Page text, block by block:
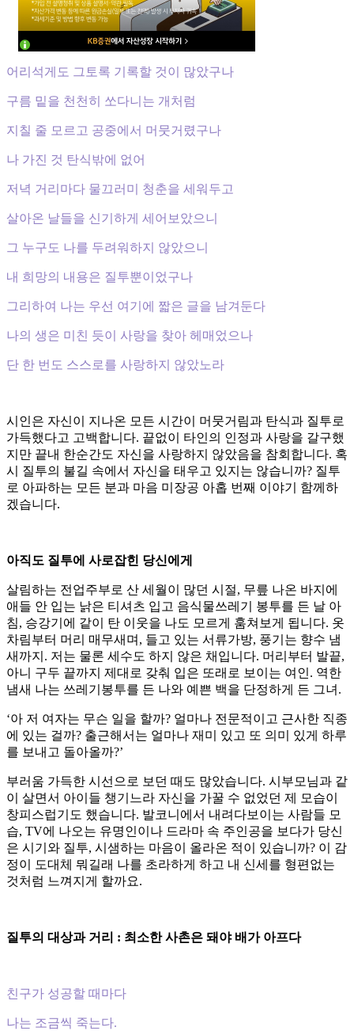
어리석게도 그토록 기록할 것이 많았구나
구름 밑을 천천히 쏘다니는 개처럼
지칠 줄 모르고 공중에서 머뭇거렸구나
나 가진 것 탄식밖에 없어
저녁 거리마다 물끄러미 청춘을 세워두고
살아온 날들을 신기하게 세어보았으니
그 누구도 나를 두려워하지 않았으니
내 희망의 내용은 질투뿐이었구나
그리하여 나는 우선 여기에 짧은 글을 남겨둔다
나의 생은 미친 듯이 사랑을 찾아 헤매었으나
단 한 번도 스스로를 사랑하지 않았노라
시인은 자신이 지나온 모든 시간이 머뭇거림과 탄식과 질투로
가득했다고 고백합니다. 끝없이 타인의 인정과 사랑을 갈구했
지만 끝내 한순간도 자신을 사랑하지 않았음을 참회합니다. 혹
시 질투의 불길 속에서 자신을 태우고 있지는 않습니까? 질투
로 아파하는 모든 분과 마음 미장공 아홉 번째 이야기 함께하
겠습니다.
아직도 질투에 사로잡힌 당신에게
살림하는 전업주부로 산 세월이 많던 시절, 무릎 나온 바지에
애들 안 입는 낡은 티셔츠 입고 음식물쓰레기 봉투를 든 날 아
침, 승강기에 같이 탄 이웃을 나도 모르게 훔쳐보게 됩니다. 옷
차림부터 머리 매무새며, 들고 있는 서류가방, 풍기는 향수 냄
새까지. 저는 물론 세수도 하지 않은 채입니다. 머리부터 발끝,
아니 구두 끝까지 제대로 갖춰 입은 또래로 보이는 여인. 역한
냄새 나는 쓰레기봉투를 든 나와 예쁜 백을 단정하게 든 그녀.
‘아 저 여자는 무슨 일을 할까? 얼마나 전문적이고 근사한 직종
에 있는 걸까? 출근해서는 얼마나 재미 있고 또 의미 있게 하루
를 보내고 돌아올까?’
부러움 가득한 시선으로 보던 때도 많았습니다. 시부모님과 같
이 살면서 아이들 챙기느라 자신을 가꿀 수 없었던 제 모습이
창피스럽기도 했습니다. 발코니에서 내려다보이는 사람들 모
습, TV에 나오는 유명인이나 드라마 속 주인공을 보다가 당신
은 시기와 질투, 시샘하는 마음이 올라온 적이 있습니까? 이 감
정이 도대체 뭐길래 나를 초라하게 하고 내 신세를 형편없는
것처럼 느껴지게 할까요.
질투의 대상과 거리 : 최소한 사촌은 돼야 배가 아프다
친구가 성공할 때마다
나는 조금씩 죽는다.